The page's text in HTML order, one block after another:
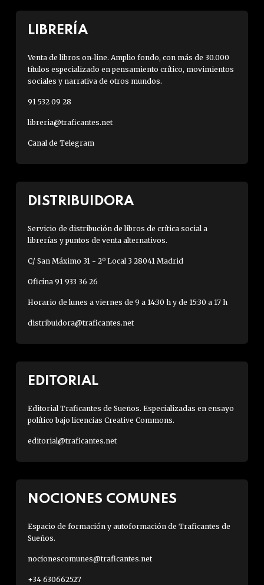
LIBRERÍA
Venta de libros on-line. Amplio fondo, con más de 30.000
títulos especializado en pensamiento crítico, movimientos
sociales y narrativa de otros mundos.
91 532 09 28
libreria@traficantes.net
Canal de Telegram
DISTRIBUIDORA
Servicio de distribución de libros de crítica social a
librerías y puntos de venta alternativos.
C/ San Máximo 31 - 2º Local 3 28041 Madrid
Oficina 91 933 36 26
Horario de lunes a viernes de 9 a 14:30 h y de 15:30 a 17 h
distribuidora@traficantes.net
EDITORIAL
Editorial Traficantes de Sueños. Especializadas en ensayo
político bajo licencias Creative Commons.
editorial@traficantes.net
NOCIONES COMUNES
Espacio de formación y autoformación de Traficantes de
Sueños.
nocionescomunes@traficantes.net
+34 630662527